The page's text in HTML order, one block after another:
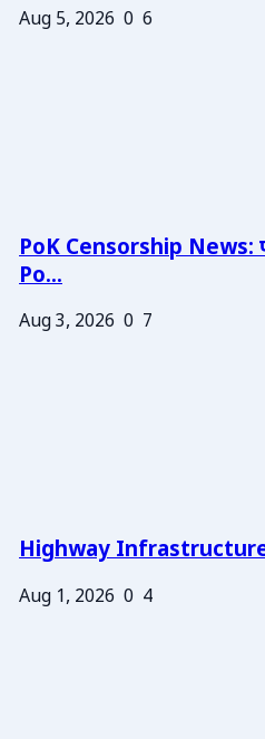
Aug 5, 2026 0 6
PoK Censorship News:
Po...
Aug 3, 2026 0 7
Highway Infrastructure
Aug 1, 2026 0 4